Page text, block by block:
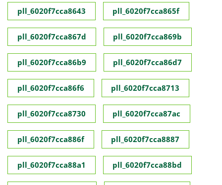
pll_6020f7cca8643 pll_6020f7cca865f
pll_6020f7cca867d pll_6020f7cca869b
pll_6020f7cca86b9 pll_6020f7cca86d7
pll_6020f7cca86f6 pll_6020f7cca8713
pll_6020f7cca8730 pll_6020f7cca87ac
pll_6020f7cca886f pll_6020f7cca8887
pll_6020f7cca88a1 pll_6020f7cca88bd